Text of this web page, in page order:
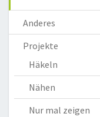
Anderes
Projekte
Häkeln
Nähen
Nur mal zeigen